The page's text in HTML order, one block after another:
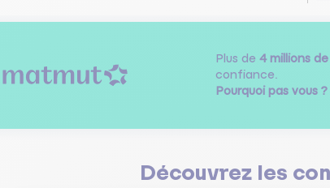
Plus de 4 millions
confiance.
Pourquoi pas vous ?
Découvrez les